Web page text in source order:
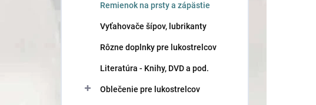
Remienok na prsty a zápästie
Vyťahovače šípov, lubrikanty
Rôzne doplnky pre lukostrelcov
Literatúra - Knihy, DVD a pod.
Oblečenie pre lukostrelcov